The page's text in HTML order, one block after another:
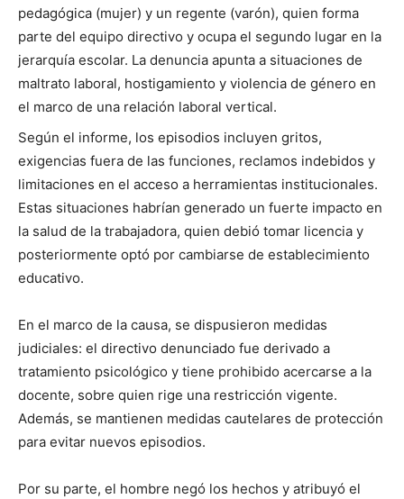
pedagógica (mujer) y un regente (varón), quien forma
parte del equipo directivo y ocupa el segundo lugar en la
jerarquía escolar. La denuncia apunta a situaciones de
maltrato laboral, hostigamiento y violencia de género en
el marco de una relación laboral vertical.
Según el informe, los episodios incluyen gritos,
exigencias fuera de las funciones, reclamos indebidos y
limitaciones en el acceso a herramientas institucionales.
Estas situaciones habrían generado un fuerte impacto en
la salud de la trabajadora, quien debió tomar licencia y
posteriormente optó por cambiarse de establecimiento
educativo.
En el marco de la causa, se dispusieron medidas
judiciales: el directivo denunciado fue derivado a
tratamiento psicológico y tiene prohibido acercarse a la
docente, sobre quien rige una restricción vigente.
Además, se mantienen medidas cautelares de protección
para evitar nuevos episodios.
Por su parte, el hombre negó los hechos y atribuyó el